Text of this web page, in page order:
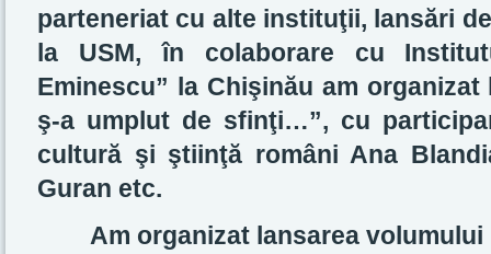
parteneriat cu alte instituţii, lansări
la USM, în colaborare cu
Eminescu” la Chişinău am
ş-a umplut de sfinţi…”, cu
cultură şi ştiinţă români Ana
Guran etc.
Am organizat lansarea volumului